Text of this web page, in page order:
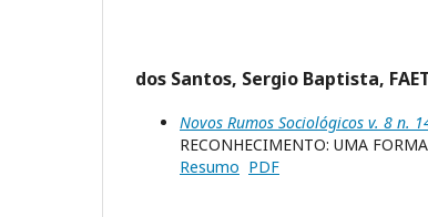
dos Santos, Sergio Baptista,
Novos Rumos Sociológicos v. 8 n.
RECONHECIMENTO: UMA
Resumo PDF